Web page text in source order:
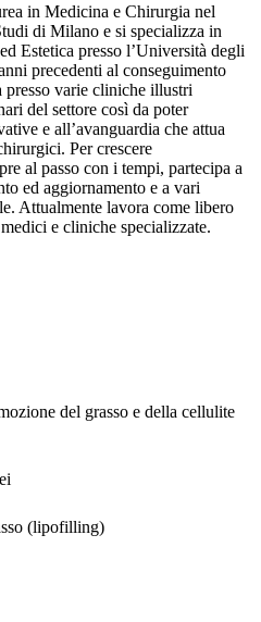
in Medicina e Chirurgia nel
di Milano e si specializza in
Estetica presso l’Università degli
precedenti al conseguimento
presso varie cliniche illustri
del settore così da poter
e all’avanguardia che attua
Per crescere
al passo con i tempi, partecipa a
ed aggiornamento e a vari
Attualmente lavora come libero
e cliniche specializzate.
del grasso e della cellulite
(lipofilling)